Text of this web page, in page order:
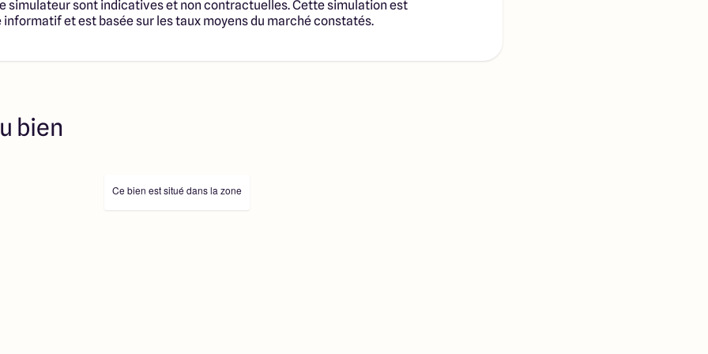
en vue de construire une
de Construction de
professionnels dûment
collaborateurs ne sont
simulateur sont indicatives et non contractuelles. Cette simulation est
et est basée sur les taux moyens du marché constatés.
bien
Ce bien est situé dans la zone